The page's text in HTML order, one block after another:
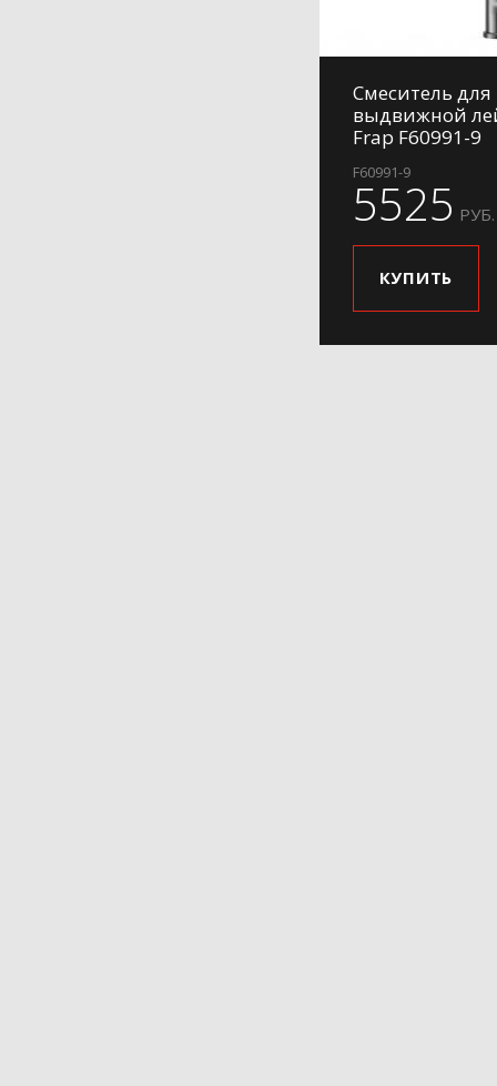
Смеситель для
выдвижной
Frap F60991-9
F60991-9
5525 РУБ.
КУПИТЬ